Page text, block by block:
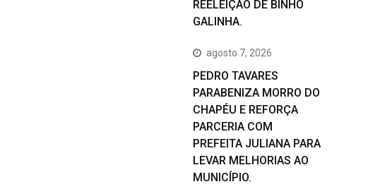
REELEIÇÃO DE BINHO
GALINHA.
agosto 7, 2026
PEDRO TAVARES
PARABENIZA MORRO DO
CHAPÉU E REFORÇA
PARCERIA COM
PREFEITA JULIANA PARA
LEVAR MELHORIAS AO
MUNICÍPIO.